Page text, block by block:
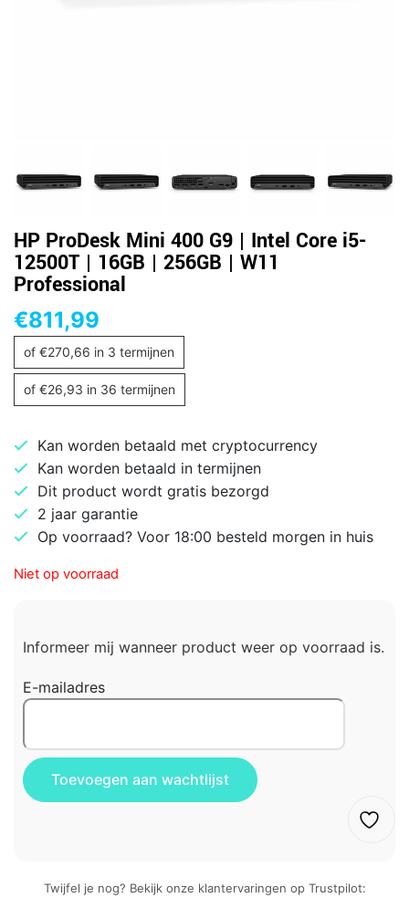
HP ProDesk Mini 400 G9 | Intel Core i5-
12500T | 16GB | 256GB | W11
Professional
€811,99
of €270,66 in 3 termijnen
of €26,93 in 36 termijnen
Kan worden betaald met cryptocurrency
Kan worden betaald in termijnen
Dit product wordt gratis bezorgd
2 jaar garantie
Op voorraad? Voor 18:00 besteld morgen in huis
Niet op voorraad
Informeer mij wanneer product weer op voorraad is.
E-mailadres
Twijfel je nog? Bekijk onze klantervaringen op Trustpilot: